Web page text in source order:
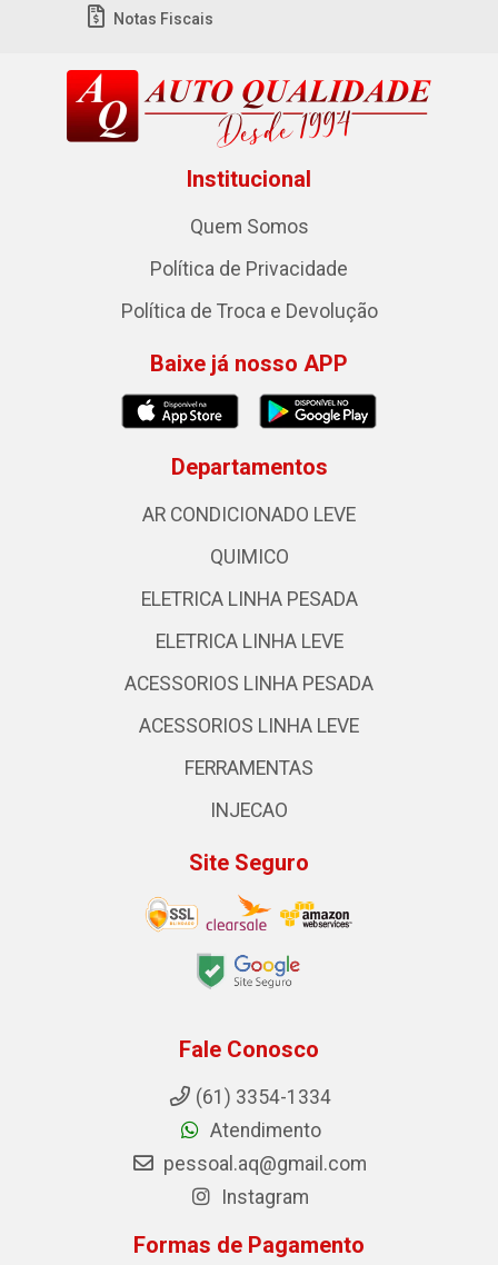
Notas Fiscais
Institucional
Quem Somos
Política de Privacidade
Política de Troca e Devolução
Baixe já nosso APP
Departamentos
AR CONDICIONADO LEVE
QUIMICO
ELETRICA LINHA PESADA
ELETRICA LINHA LEVE
ACESSORIOS LINHA PESADA
ACESSORIOS LINHA LEVE
FERRAMENTAS
INJECAO
Site Seguro
Fale Conosco
(61) 3354-1334
Atendimento
pessoal.aq@gmail.com
Instagram
Formas de Pagamento